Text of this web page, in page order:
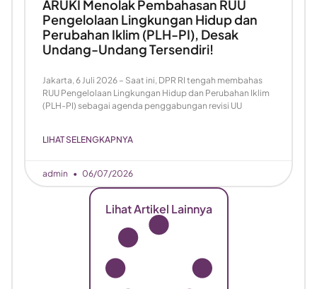
ARUKI Menolak Pembahasan RUU
Pengelolaan Lingkungan Hidup dan
Perubahan Iklim (PLH-PI), Desak
Undang-Undang Tersendiri!
Jakarta, 6 Juli 2026 – Saat ini, DPR RI tengah membahas
RUU Pengelolaan Lingkungan Hidup dan Perubahan Iklim
(PLH-PI) sebagai agenda penggabungan revisi UU
LIHAT SELENGKAPNYA
admin 06/07/2026
Lihat Artikel Lainnya